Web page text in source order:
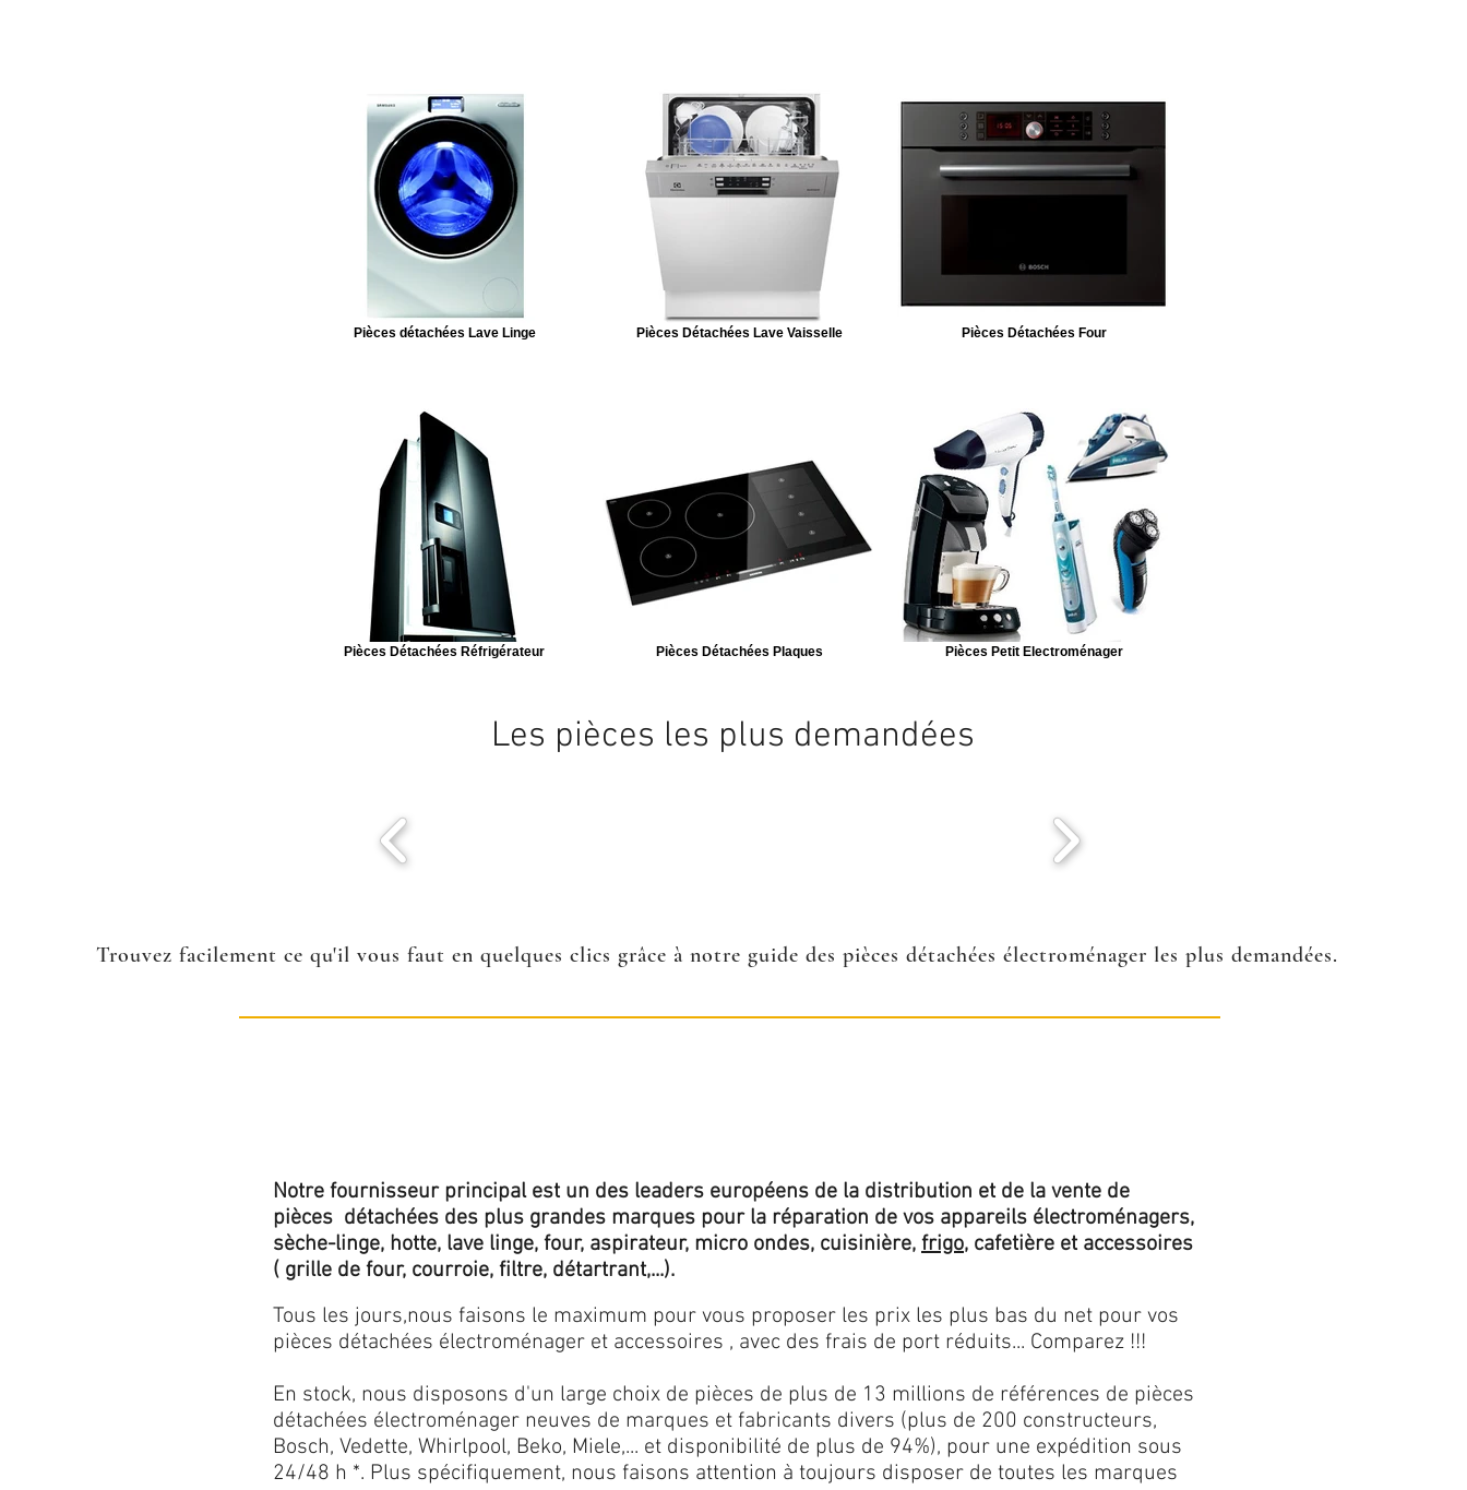
Pièces détachées Lave Linge Pièces Détachées Lave Vaisselle Pièces Détachées Four
Pièces Détachées Réfrigérateur Pièces Détachées Plaques Pièces Petit Electroménager
Les pièces les plus demandées
Trouvez facilement ce qu'il vous faut en quelques clics grâce à notre guide des pièces détachées électroménager les plus demandées.
Notre fournisseur principal est un des leaders européens de la distribution et de la vente de
pièces détachées des plus grandes marques pour la réparation de vos appareils électroménagers,
sèche-linge, hotte, lave linge, four, aspirateur, micro ondes, cuisinière, frigo, cafetière et accessoires
( grille de four, courroie, filtre, détartrant,...).
Tous les jours,nous faisons le maximum pour vous proposer les prix les plus bas du net pour vos
pièces détachées électroménager et accessoires , avec des frais de port réduits... Comparez !!!
En stock, nous disposons d'un large choix de pièces de plus de 13 millions de références de pièces
détachées électroménager neuves de marques et fabricants divers (plus de 200 constructeurs,
Bosch, Vedette, Whirlpool, Beko, Miele,... et disponibilité de plus de 94%), pour une expédition sous
24/48 h *. Plus spécifiquement, nous faisons attention à toujours disposer de toutes les marques